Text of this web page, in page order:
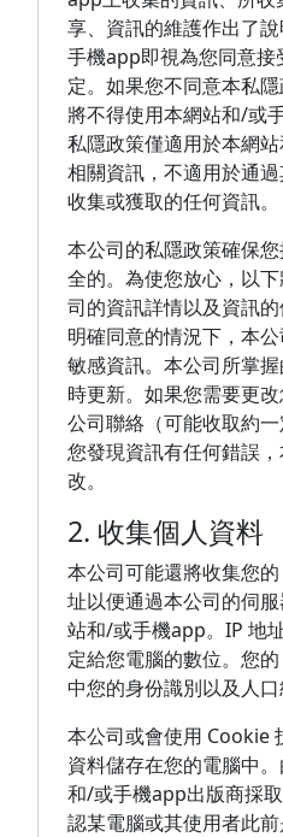
享、資訊的維護作出了
手機app即視為您同意接
定。如果您不同意本私
將不得使用本網站和/或
私隱政策僅適用於本網
相關資訊，不適用於通
收集或獲取的任何資訊。
本公司的私隱政策確保
全的。為使您放心，以
司的資訊詳情以及資訊
明確同意的情況下，本
敏感資訊。本公司所掌
時更新。如果您需要更
公司聯絡（可能收取約
您發現資訊有任何錯誤
改。
2. 收集個人資料
本公司可能還將收集您
址以便通過本公司的伺
站和/或手機app。IP 地
定給您電腦的數位。您
中您的身份識別以及人口
本公司或會使用 Cookie
資料儲存在您的電腦中
和/或手機app出版商採
認某電腦或其使用者此